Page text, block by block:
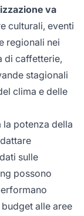
va
culturali, eventi
regionali nei
di caffetterie,
stagionali
clima e delle
la potenza della
sulle
possono
alle aree